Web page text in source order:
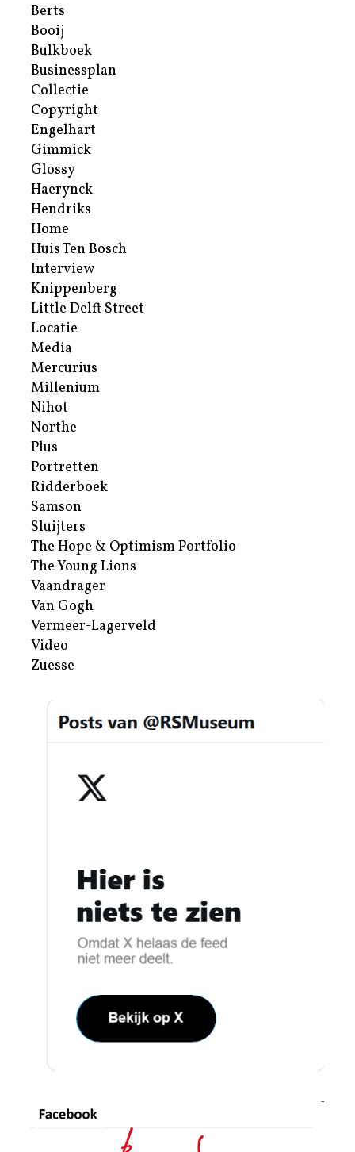
Berts
Booij
Bulkboek
Businessplan
Collectie
Copyright
Engelhart
Gimmick
Glossy
Haerynck
Hendriks
Home
Huis Ten Bosch
Interview
Knippenberg
Little Delft Street
Locatie
Media
Mercurius
Millenium
Nihot
Northe
Plus
Portretten
Ridderboek
Samson
Sluijters
The Hope & Optimism Portfolio
The Young Lions
Vaandrager
Van Gogh
Vermeer-Lagerveld
Video
Zuesse